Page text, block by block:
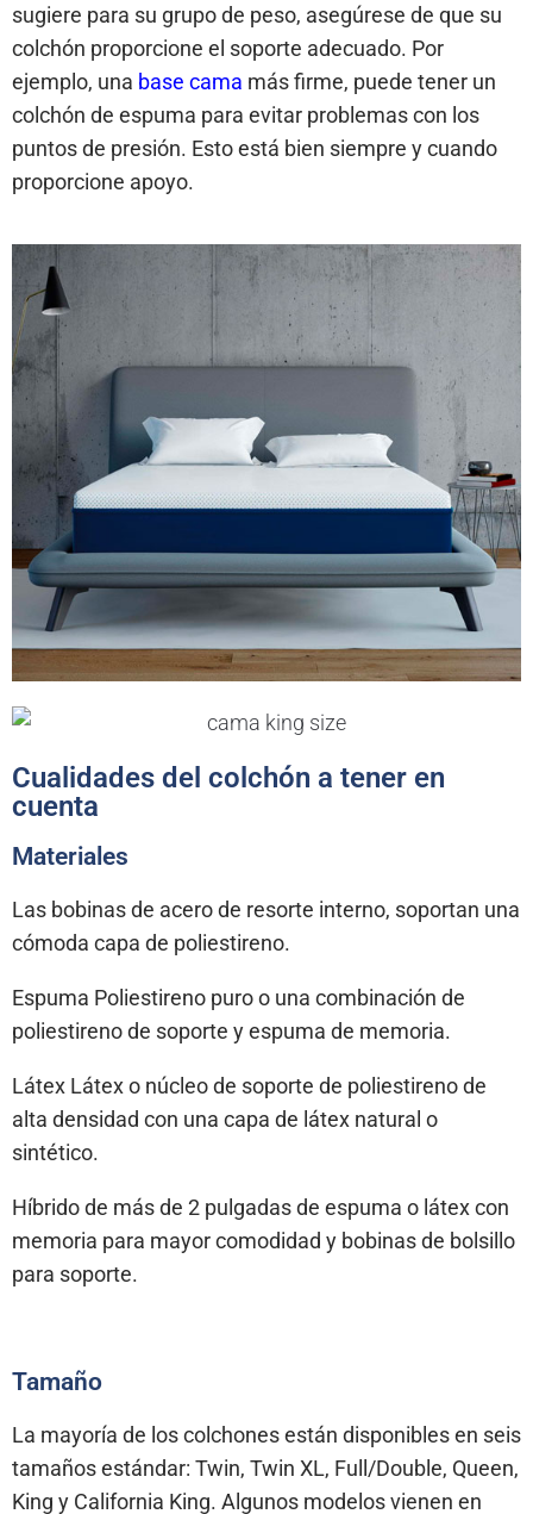
sugiere para su grupo de peso, asegúrese de que su
colchón proporcione el soporte adecuado. Por
ejemplo, una base cama más firme, puede tener un
colchón de espuma para evitar problemas con los
puntos de presión. Esto está bien siempre y cuando
proporcione apoyo.
Cualidades del colchón a tener en
cuenta
Materiales
Las bobinas de acero de resorte interno, soportan una
cómoda capa de poliestireno.
Espuma Poliestireno puro o una combinación de
poliestireno de soporte y espuma de memoria.
Látex Látex o núcleo de soporte de poliestireno de
alta densidad con una capa de látex natural o
sintético.
Híbrido de más de 2 pulgadas de espuma o látex con
memoria para mayor comodidad y bobinas de bolsillo
para soporte.
Tamaño
La mayoría de los colchones están disponibles en seis
tamaños estándar: Twin, Twin XL, Full/Double, Queen,
King y California King. Algunos modelos vienen en